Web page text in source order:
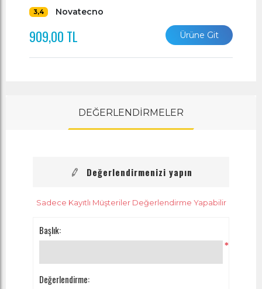
3,4 Novatecno
909,00 TL Ürüne Git
DEĞERLENDİRMELER
Değerlendirmenizi yapın
Sadece Kayıtlı Müşteriler Değerlendirme Yapabilir
Başlık:
*
Değerlendirme: